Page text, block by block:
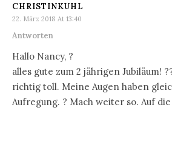
CHRISTINKUHL
22. März 2018 At 13:40
Antworten
Hallo Nancy, ?
alles gute zum 2 jährigen Jubiläum!
richtig toll. Meine Augen haben
Aufregung. ? Mach weiter so. Auf